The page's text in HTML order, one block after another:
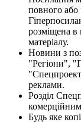
повного або
розміщена в
матеріалу.
Новини з
"Регіони",
реклами.
Розділ
Будь яке